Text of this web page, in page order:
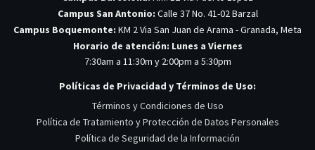
Campus San Antonio: Calle 37 No. 41-02 Barzal
Campus Boquemonte: KM 2 Via San Juan de Arama - Granada, Meta
Horario de atención: Lunes a Viernes
7:30am a 11:30m y 2:00pm a 5:30pm
Políticas de Privacidad y Términos de Uso:
Términos y Condiciones de Uso
Política de Tratamiento y Protección de Datos Personales
Política de Seguridad de la Información